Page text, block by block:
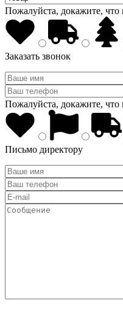
Пожалуйста, докажите, что
Заказать звонок
Пожалуйста, докажите, что
Письмо директору